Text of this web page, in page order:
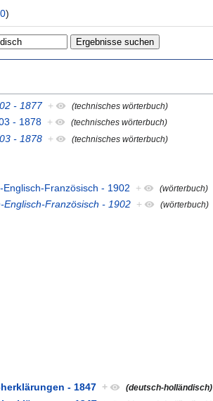
)
- 1877 + (technisches wörterbuch)
- 1878 + (technisches wörterbuch)
- 1878 + (technisches wörterbuch)
Französisch - 1902 + (wörterbuch)
Französisch - 1902 + (wörterbuch)
- 1847 + (deutsch-holländisch)